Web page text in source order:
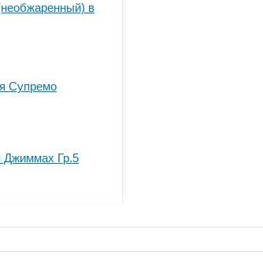
в
Супремо
Джиммах Гр.5